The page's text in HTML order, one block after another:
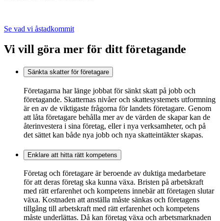
Se vad vi åstadkommit
Vi vill göra mer för ditt företagande
Sänkta skatter för företagare
Företagarna har länge jobbat för sänkt skatt på jobb och
företagande. Skatternas nivåer och skattesystemets utformning
är en av de viktigaste frågorna för landets företagare. Genom
att låta företagare behålla mer av de värden de skapar kan de
återinvestera i sina företag, eller i nya verksamheter, och på
det sättet kan både nya jobb och nya skatteintäkter skapas.
Enklare att hitta rätt kompetens
Företag och företagare är beroende av duktiga medarbetare
för att deras företag ska kunna växa. Bristen på arbetskraft
med rätt erfarenhet och kompetens innebär att företagen slutar
växa. Kostnaden att anställa måste sänkas och företagens
tillgång till arbetskraft med rätt erfarenhet och kompetens
måste underlättas. Då kan företag växa och arbetsmarknaden